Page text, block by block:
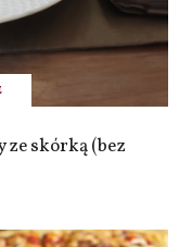
ze skórką (bez